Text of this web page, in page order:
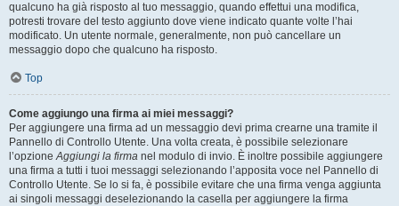
qualcuno ha già risposto al tuo messaggio, quando effettui una modifica,
potresti trovare del testo aggiunto dove viene indicato quante volte l’hai
modificato. Un utente normale, generalmente, non può cancellare un
messaggio dopo che qualcuno ha risposto.
Top
Come aggiungo una firma ai miei messaggi?
Per aggiungere una firma ad un messaggio devi prima crearne una tramite il
Pannello di Controllo Utente. Una volta creata, è possibile selezionare
l’opzioneAggiungi la firma nel modulo di invio. È inoltre possibile aggiungere
una firma a tutti i tuoi messaggi selezionando l’apposita voce nel Pannello di
Controllo Utente. Se lo si fa, è possibile evitare che una firma venga aggiunta
ai singoli messaggi deselezionando la casella per aggiungere la firma